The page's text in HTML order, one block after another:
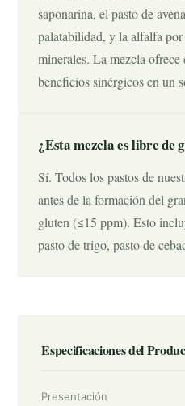
saponarina, el pasto de
palatabilidad, y la alfalfa
minerales. La mezcla
beneficios sinérgicos en un
¿Esta mezcla es libre de
Sí. Todos los pastos de
antes de la formación del
gluten (≤15 ppm). Esto
pasto de trigo, pasto de
Especificaciones del
Presentación